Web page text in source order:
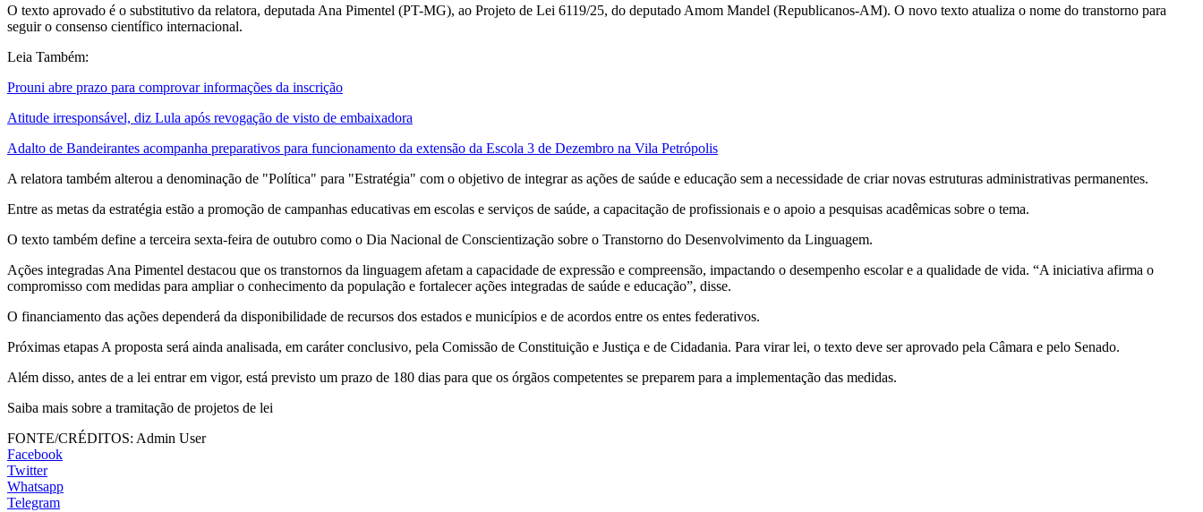
O texto aprovado é o substitutivo da relatora, deputada Ana Pimentel (PT-MG), ao Projeto de Lei 6119/25, do deputado Amom Mandel (Republicanos-AM). O novo texto atualiza o nome do transtorno para
seguir o consenso científico internacional.
Leia Também:
Prouni abre prazo para comprovar informações da inscrição
Atitude irresponsável, diz Lula após revogação de visto de embaixadora
Adalto de Bandeirantes acompanha preparativos para funcionamento da extensão da Escola 3 de Dezembro na Vila Petrópolis
A relatora também alterou a denominação de "Política" para "Estratégia" com o objetivo de integrar as ações de saúde e educação sem a necessidade de criar novas estruturas administrativas permanentes.
Entre as metas da estratégia estão a promoção de campanhas educativas em escolas e serviços de saúde, a capacitação de profissionais e o apoio a pesquisas acadêmicas sobre o tema.
O texto também define a terceira sexta-feira de outubro como o Dia Nacional de Conscientização sobre o Transtorno do Desenvolvimento da Linguagem.
Ações integradas Ana Pimentel destacou que os transtornos da linguagem afetam a capacidade de expressão e compreensão, impactando o desempenho escolar e a qualidade de vida. “A iniciativa afirma o
compromisso com medidas para ampliar o conhecimento da população e fortalecer ações integradas de saúde e educação”, disse.
O financiamento das ações dependerá da disponibilidade de recursos dos estados e municípios e de acordos entre os entes federativos.
Próximas etapas A proposta será ainda analisada, em caráter conclusivo, pela Comissão de Constituição e Justiça e de Cidadania. Para virar lei, o texto deve ser aprovado pela Câmara e pelo Senado.
Além disso, antes de a lei entrar em vigor, está previsto um prazo de 180 dias para que os órgãos competentes se preparem para a implementação das medidas.
Saiba mais sobre a tramitação de projetos de lei
FONTE/CRÉDITOS: Admin User
Facebook
Twitter
Whatsapp
Telegram